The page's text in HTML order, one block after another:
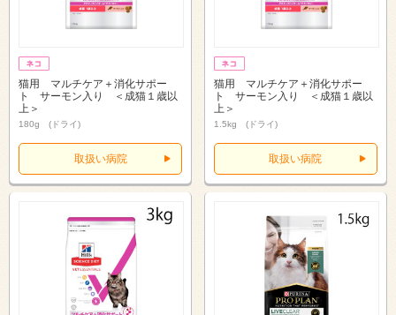
猫用 マルチケア＋消化サポー
ト サーモン入り ＜成猫１歳以
上＞
180g (ドライ)
取扱い病院
猫用 マルチケア＋消化サポー
ト サーモン入り ＜成猫１歳以
上＞
1.5kg (ドライ)
取扱い病院